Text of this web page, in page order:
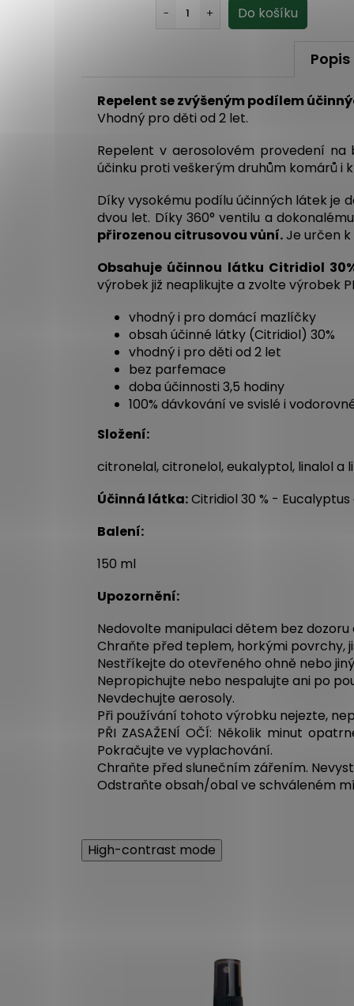
Popis
Repelent se zvýšeným podílem
Vhodný pro děti od 2 let.
Repelent v aerosolovém provedení
účinku proti veškerým druhům komárů i
Díky vysokému podílu účinných látek je
dvou let. Díky 360° ventilu a
přirozenou citrusovou vůní.Je určen
Obsahuje účinnou látku Citridiol
výrobek již neaplikujte a zvolte výrobek
vhodný i pro domácí mazlíčky
obsah účinné látky (Citridiol) 30%
vhodný i pro děti od 2 let
bez parfemace
doba účinnosti 3,5 hodiny
100% dávkování ve svislé i
Složení:
citronelal, citronelol, eukalyptol, linalol a
Účinná látka:Citridiol 30 % -
Balení:
150 ml
Upozornění:
Nedovolte manipulaci dětem bez
Chraňte před teplem, horkými povrchy,
Nestříkejte do otevřeného ohně nebo
Nepropichujte nebo nespalujte ani po
Nevdechujte aerosoly.
Při používání tohoto výrobku nejezte,
PŘI ZASAŽENÍ OČÍ: Několik minut
Pokračujte ve vyplachování.
Chraňte před slunečním zářením.
Odstraňte obsah/obal ve schváleném
High-contrast mode